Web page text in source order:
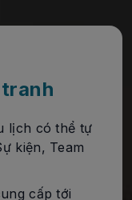
lịch có thể tự
kiện, Team
cấp tới